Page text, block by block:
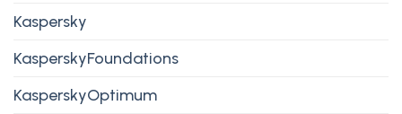
Kaspersky
KasperskyFoundations
KasperskyOptimum